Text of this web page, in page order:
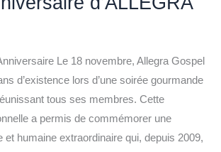
Le 18 novembre, Allegra Gospel
d’existence lors d’une soirée gourmande
tous ses membres. Cette
a permis de commémorer une
et humaine extraordinaire qui, depuis 2009,